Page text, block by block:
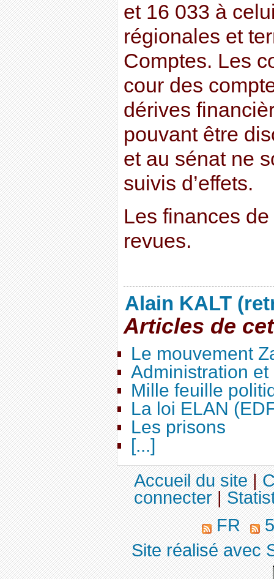
et 16 033 à
régionales et
Comptes. Les
cour des
dérives
pouvant être
et au sénat ne
suivis d’effets.
Les finances de
revues.
Alain KALT
Articles de
Le mouvement
Administration
Mille feuille
La loi ELAN
Les prisons
[...]
Accueil du site|
connecter|
FR
Site réalisé avec